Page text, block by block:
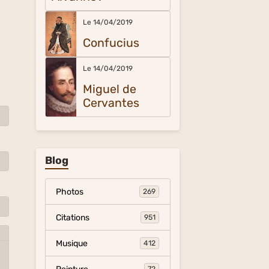
Le 14/04/2019
Confucius
Le 14/04/2019
Miguel de
Cervantes
Blog
Photos 269
Citations 951
Musique 412